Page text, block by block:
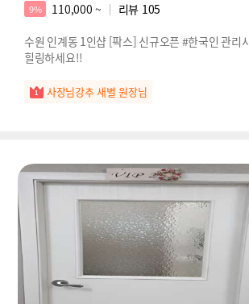
9% 110,000 ~ 리뷰 105
수원 인계동 1인샵 [팍스] 신규오픈 #한국인 관리
힐링하세요!!
사장님강추 새별 원장님